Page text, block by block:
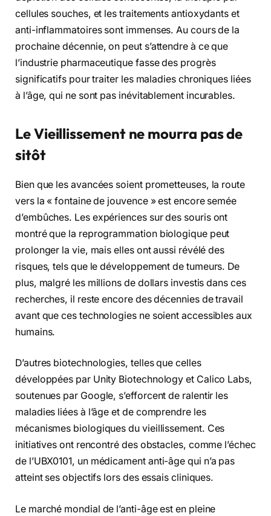
cellules souches, et les traitements antioxydants et
anti-inflammatoires sont immenses. Au cours de la
prochaine décennie, on peut s’attendre à ce que
l’industrie pharmaceutique fasse des progrès
significatifs pour traiter les maladies chroniques liées
à l’âge, qui ne sont pas inévitablement incurables.
Le Vieillissement ne mourra pas de
sitôt
Bien que les avancées soient prometteuses, la route
vers la « fontaine de jouvence » est encore semée
d’embûches. Les expériences sur des souris ont
montré que la reprogrammation biologique peut
prolonger la vie, mais elles ont aussi révélé des
risques, tels que le développement de tumeurs. De
plus, malgré les millions de dollars investis dans ces
recherches, il reste encore des décennies de travail
avant que ces technologies ne soient accessibles aux
humains.
D’autres biotechnologies, telles que celles
développées par Unity Biotechnology et Calico Labs,
soutenues par Google, s’efforcent de ralentir les
maladies liées à l’âge et de comprendre les
mécanismes biologiques du vieillissement. Ces
initiatives ont rencontré des obstacles, comme l’échec
de l’UBX0101, un médicament anti-âge qui n’a pas
atteint ses objectifs lors des essais cliniques.
Le marché mondial de l’anti-âge est en pleine